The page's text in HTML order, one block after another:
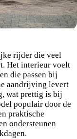
rijder die veel
Het interieur voelt
die passen bij
aandrijving levert
wat prettig is bij
populair door de
praktische
ondersteunen